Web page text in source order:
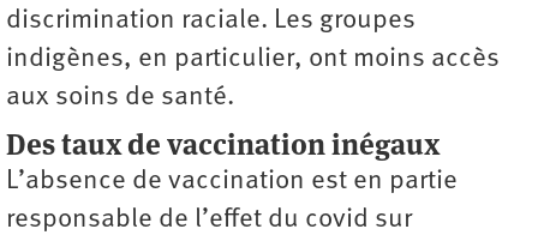
discrimination raciale. Les groupes
indigènes, en particulier, ont moins accès
aux soins de santé.
Des taux de vaccination inégaux
L’absence de vaccination est en partie
responsable de l’effet du covid sur